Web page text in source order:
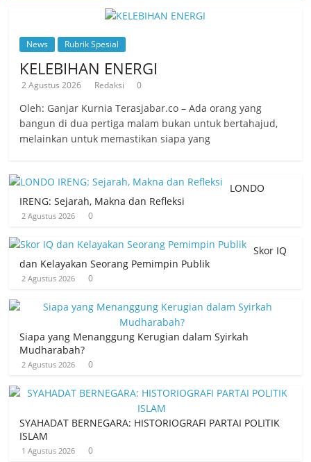
News Rubrik Spesial
KELEBIHAN ENERGI
2 Agustus 2026 Redaksi 0
Oleh: Ganjar Kurnia Terasjabar.co – Ada orang yang
bangun di dua pertiga malam bukan untuk bertahajud,
melainkan untuk memastikan siapa yang
LONDO
IRENG: Sejarah, Makna dan Refleksi
2 Agustus 2026 0
Skor IQ
dan Kelayakan Seorang Pemimpin Publik
2 Agustus 2026 0
Siapa yang Menanggung Kerugian dalam Syirkah
Mudharabah?
2 Agustus 2026 0
SYAHADAT BERNEGARA: HISTORIOGRAFI PARTAI POLITIK
ISLAM
1 Agustus 2026 0